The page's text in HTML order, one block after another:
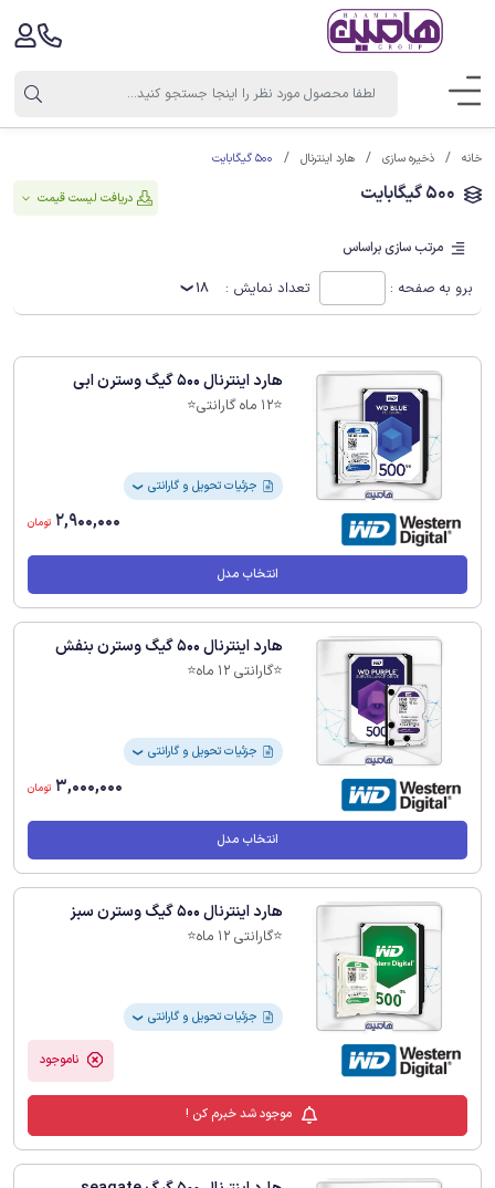
خانه ذخیره سازی هارد اینترنال 500 گیگابایت
500 گیگابایت دریافت لیست قیمت
مرتب سازی براساس
برو به صفحه : تعداد نمایش : 18
هارد اینترنال 500 گیگ وسترن ابی
⭐️12 ماه گارانتی⭐️
جزئیات تحویل و گارانتی ❯
2,900,000 تومان
انتخاب مدل
هارد اینترنال 500 گیگ وسترن بنفش
⭐️گارانتی 12 ماه⭐️
جزئیات تحویل و گارانتی ❯
3,000,000 تومان
انتخاب مدل
هارد اینترنال 500 گیگ وسترن سبز
⭐️گارانتی 12 ماه⭐️
جزئیات تحویل و گارانتی ❯
ناموجود
موجود شد خبرم کن !